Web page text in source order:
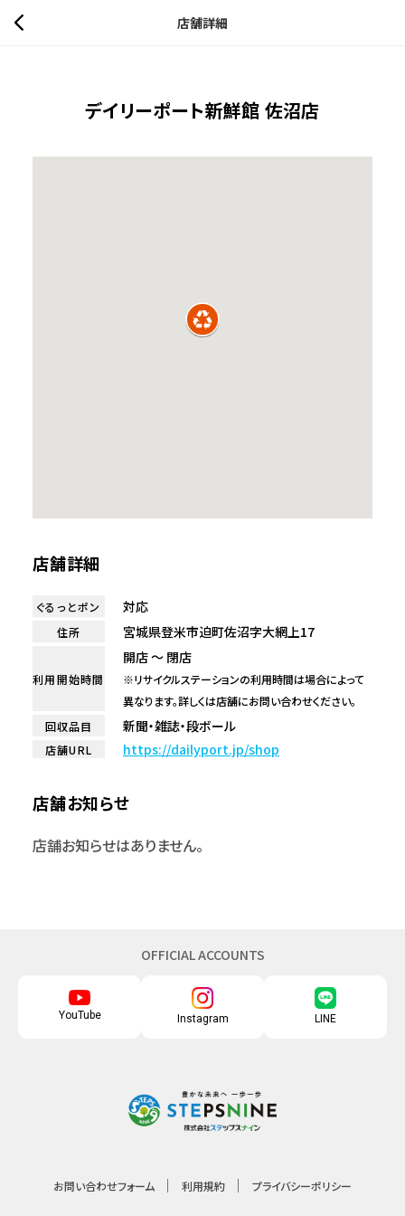
店舗詳細
デイリーポート新鮮館 佐沼店
店舗詳細
ぐるっとポン 対応
住所 宮城県登米市迫町佐沼字大網上17
利用開始時間
開店 ～ 閉店
※リサイクルステーションの利用時間は場合によって
異なります。詳しくは店舗にお問い合わせください。
回収品目
新聞・雑誌・段ボール
店舗URL https://dailyport.jp/shop
店舗お知らせ
店舗お知らせはありません。
OFFICIAL ACCOUNTS
YouTube Instagram LINE
お問い合わせフォーム 利用規約 プライバシーポリシー